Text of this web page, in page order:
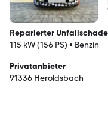
Reparierter
115 kW (156 PS) • Benzin
Privatanbieter
91336 Heroldsbach